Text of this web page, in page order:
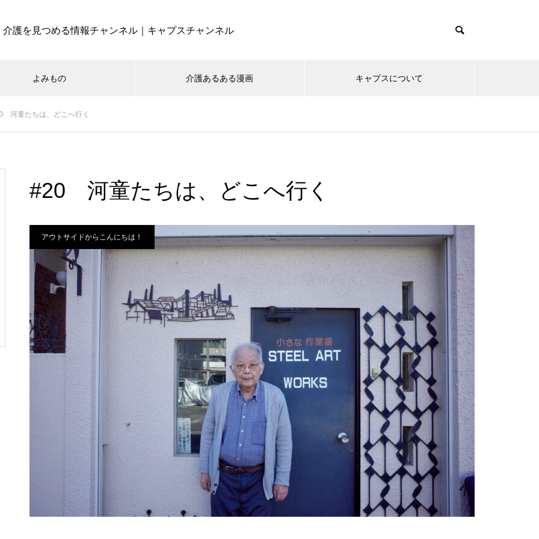
介護を見つめる情報チャンネル｜キャプスチャンネル
よみもの 介護あるある漫画 キャプスについて
河童たちは、どこへ行く
#20 河童たちは、どこへ行く
アウトサイドからこんにちは！